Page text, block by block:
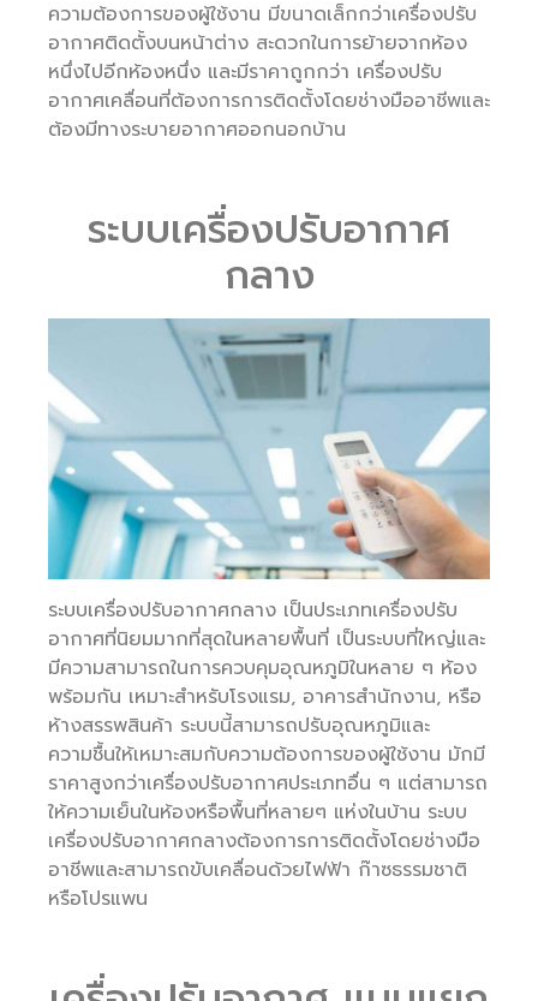
ความต้องการของผู้ใช้งาน มีขนาดเล็กกว่าเครื่องปรับ
อากาศติดตั้งบนหน้าต่าง สะดวกในการย้ายจากห้อง
หนึ่งไปอีกห้องหนึ่ง และมีราคาถูกกว่า เครื่องปรับ
อากาศเคลื่อนที่ต้องการการติดตั้งโดยช่างมืออาชีพและ
ต้องมีทางระบายอากาศออกนอกบ้าน
ระบบเครื่องปรับอากาศ
กลาง
ระบบเครื่องปรับอากาศกลาง เป็นประเภทเครื่องปรับ
อากาศที่นิยมมากที่สุดในหลายพื้นที่ เป็นระบบที่ใหญ่และ
มีความสามารถในการควบคุมอุณหภูมิในหลาย ๆ ห้อง
พร้อมกัน เหมาะสำหรับโรงแรม, อาคารสำนักงาน, หรือ
ห้างสรรพสินค้า ระบบนี้สามารถปรับอุณหภูมิและ
ความชื้นให้เหมาะสมกับความต้องการของผู้ใช้งาน มักมี
ราคาสูงกว่าเครื่องปรับอากาศประเภทอื่น ๆ แต่สามารถ
ให้ความเย็นในห้องหรือพื้นที่หลายๆ แห่งในบ้าน ระบบ
เครื่องปรับอากาศกลางต้องการการติดตั้งโดยช่างมือ
อาชีพและสามารถขับเคลื่อนด้วยไฟฟ้า ก๊าซธรรมชาติ
หรือโปรแพน